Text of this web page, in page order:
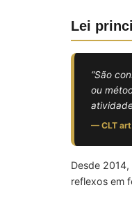
Lei
“São
ou
— CLT
Desde
reflexos em